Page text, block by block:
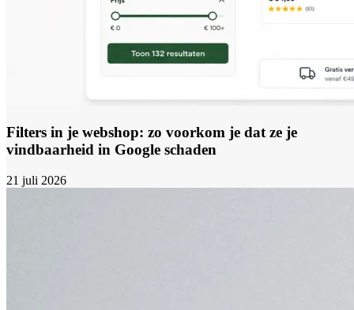
Filters in je webshop: zo voorkom je dat ze je
vindbaarheid in Google schaden
21 juli 2026